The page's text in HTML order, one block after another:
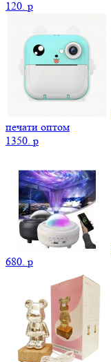
120. p
печати оптом
1350. p
680. p